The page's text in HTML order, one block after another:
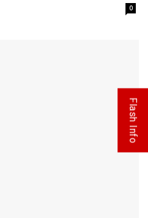
0
Flash Info